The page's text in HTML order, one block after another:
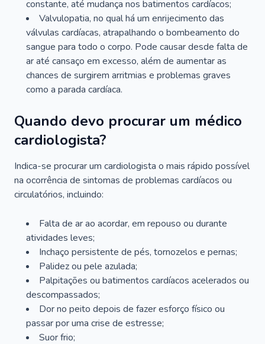
constante, até mudança nos batimentos cardíacos;
Valvulopatia, no qual há um enrijecimento das
válvulas cardíacas, atrapalhando o bombeamento do
sangue para todo o corpo. Pode causar desde falta de
ar até cansaço em excesso, além de aumentar as
chances de surgirem arritmias e problemas graves
como a parada cardíaca.
Quando devo procurar um médico
cardiologista?
Indica-se procurar um cardiologista o mais rápido possível
na ocorrência de sintomas de problemas cardíacos ou
circulatórios, incluindo:
Falta de ar ao acordar, em repouso ou durante
atividades leves;
Inchaço persistente de pés, tornozelos e pernas;
Palidez ou pele azulada;
Palpitações ou batimentos cardíacos acelerados ou
descompassados;
Dor no peito depois de fazer esforço físico ou
passar por uma crise de estresse;
Suor frio;